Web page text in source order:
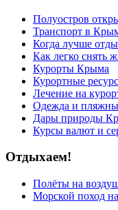
Полуостров
Транспорт в
Когда лучше
Как легко снять
Курорты Крыма
Курортные
Лечение на
Одежда и
Дары природы
Курсы валют и
Отдыхаем!
Полёты на
Морской поход